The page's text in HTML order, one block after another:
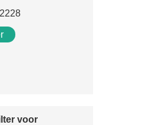
voor